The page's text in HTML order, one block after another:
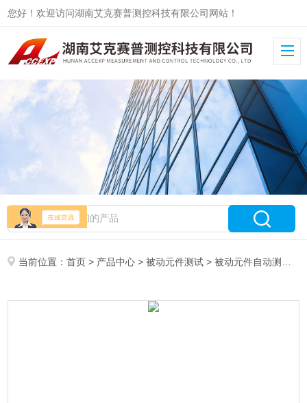
您好！欢迎访问湖南艾克赛普测控科技有限公司网站！
当前位置：首页 > 产品中心 >被动元件测试 >被动元件自动测试系统